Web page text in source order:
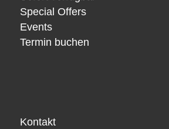
Special Offers
Events
Termin buchen
Kontakt